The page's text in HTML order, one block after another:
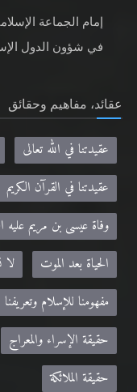
إمام الجماعة
في شؤون الدول
عقائد، مفاهيم وحقائق
عقيدتنا في الله تعالى
عقيدتنا في القرآن الكريم
وفاة عيسى بن مريم عليه
الحياة بعد الموت
لا
مفهومنا للإسلام وتعريفنا
حقيقة الإسراء والمعراج
حقيقة الملائكة